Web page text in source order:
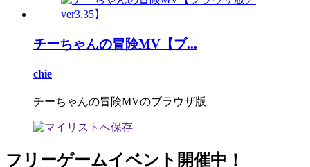
チーちゃんの冒険MV【ブ...
chie
チーちゃんの冒険MVのブラウザ版
フリーゲームイベント開催中！